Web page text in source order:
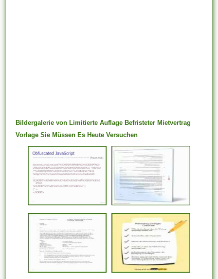
Bildergalerie von Limitierte Auflage Befristeter Mietvertrag
Vorlage Sie Müssen Es Heute Versuchen